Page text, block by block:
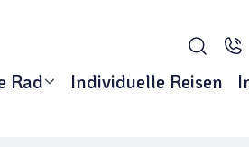
Rad Individuelle Reisen